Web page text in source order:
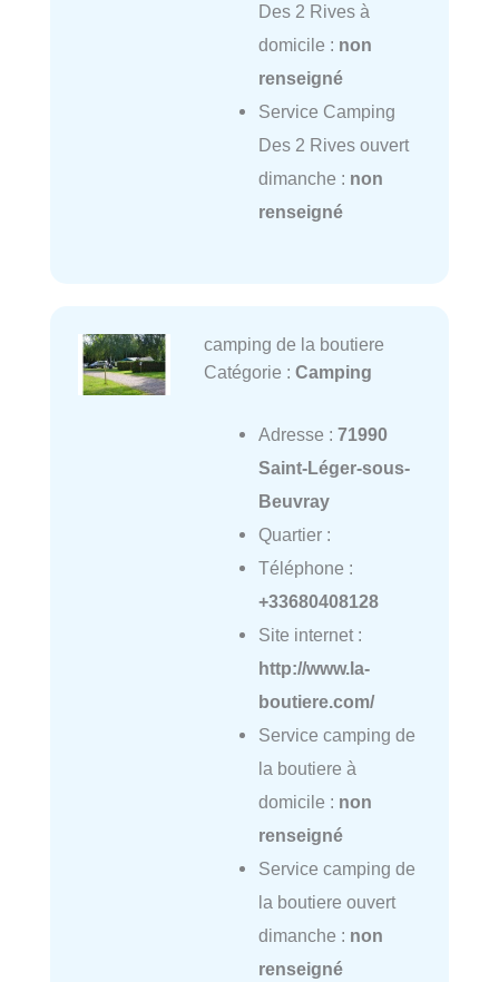
Des 2 Rives à
domicile : non
renseigné
Service Camping
Des 2 Rives ouvert
dimanche : non
renseigné
camping de la boutiere
Catégorie : Camping
Adresse : 71990
Saint-Léger-sous-
Beuvray
Quartier :
Téléphone :
+33680408128
Site internet :
http://www.la-
boutiere.com/
Service camping de
la boutiere à
domicile : non
renseigné
Service camping de
la boutiere ouvert
dimanche : non
renseigné